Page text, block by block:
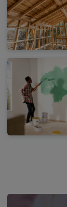
Não precisa de